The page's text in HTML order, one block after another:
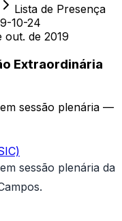
Lista de Presença
10-24
out. de 2019
Extraordinária
sessão plenária —
sessão plenária da